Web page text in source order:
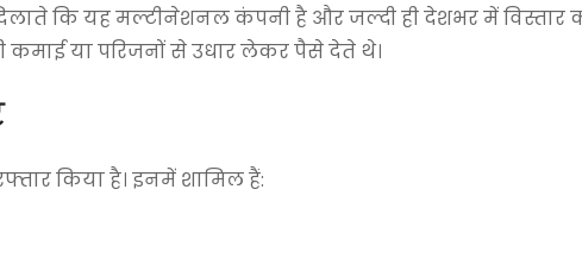
कि यह मल्टीनेशनल कंपनी है और जल्दी ही देशभर में विस्तार
या परिजनों से उधार लेकर पैसे देते थे।
किया है। इनमें शामिल हैं: